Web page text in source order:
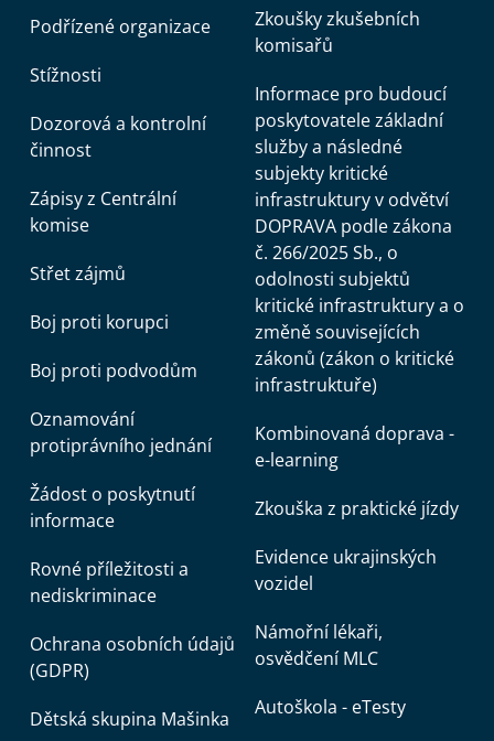
Podřízené organizace
Stížnosti
Dozorová a kontrolní
činnost
Zápisy z Centrální
komise
Střet zájmů
Boj proti korupci
Boj proti podvodům
Oznamování
protiprávního jednání
Žádost o poskytnutí
informace
Rovné příležitosti a
nediskriminace
Ochrana osobních údajů
(GDPR)
Dětská skupina Mašinka
Zkoušky zkušebních
komisařů
Informace pro budoucí
poskytovatele základní
služby a následné
subjekty kritické
infrastruktury v odvětví
DOPRAVA podle zákona
č. 266/2025 Sb., o
odolnosti subjektů
kritické infrastruktury a o
změně souvisejících
zákonů (zákon o kritické
infrastruktuře)
Kombinovaná doprava -
e-learning
Zkouška z praktické jízdy
Evidence ukrajinských
vozidel
Námořní lékaři,
osvědčení MLC
Autoškola - eTesty